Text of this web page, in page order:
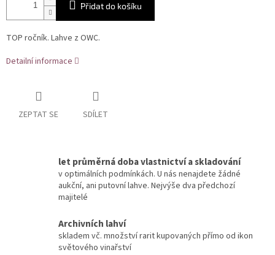
Přidat do košíku
TOP ročník. Lahve z OWC.
Detailní informace
ZEPTAT SE SDÍLET
let průměrná doba vlastnictví a skladování
v optimálních podmínkách. U nás nenajdete žádné
aukční, ani putovní lahve. Nejvýše dva předchozí
majitelé
Archivních lahví
skladem vč. množství rarit kupovaných přímo od ikon
světového vinařství